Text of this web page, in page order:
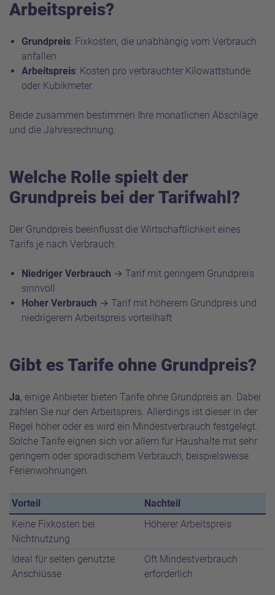
Arbeitspreis?
Grundpreis: Fixkosten, die unabhängig vom Verbrauch
anfallen
Arbeitspreis: Kosten pro verbrauchter Kilowattstunde
oder Kubikmeter
Beide zusammen bestimmen Ihre monatlichen Abschläge
und die Jahresrechnung.
Welche Rolle spielt der
Grundpreis bei der Tarifwahl?
Der Grundpreis beeinflusst die Wirtschaftlichkeit eines
Tarifs je nach Verbrauch:
Niedriger Verbrauch → Tarif mit geringem Grundpreis
sinnvoll
Hoher Verbrauch → Tarif mit höherem Grundpreis und
niedrigerem Arbeitspreis vorteilhaft
Gibt es Tarife ohne Grundpreis?
Ja, einige Anbieter bieten Tarife ohne Grundpreis an. Dabei
zahlen Sie nur den Arbeitspreis. Allerdings ist dieser in der
Regel höher oder es wird ein Mindestverbrauch festgelegt.
Solche Tarife eignen sich vor allem für Haushalte mit sehr
geringem oder sporadischem Verbrauch, beispielsweise
Ferienwohnungen.
Vorteil
Nachteil
Keine Fixkosten bei
Nichtnutzung
Höherer Arbeitspreis
Ideal für selten genutzte
Anschlüsse
Oft Mindestverbrauch
erforderlich